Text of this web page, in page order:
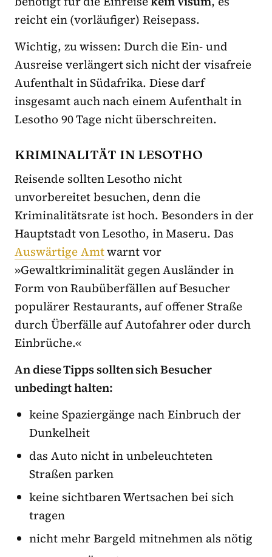
reicht ein (vorläufiger) Reisepass.
Wichtig, zu wissen: Durch die Ein- und
Ausreise verlängert sich nicht der visafreie
Aufenthalt in Südafrika. Diese darf
insgesamt auch nach einem Aufenthalt in
Lesotho 90 Tage nicht überschreiten.
KRIMINALITÄT IN LESOTHO
Reisende sollten Lesotho nicht
unvorbereitet besuchen, denn die
Kriminalitätsrate ist hoch. Besonders in der
Hauptstadt von Lesotho, in Maseru. Das
Auswärtige Amtwarnt vor
»Gewaltkriminalität gegen Ausländer in
Form von Raubüberfällen auf Besucher
populärer Restaurants, auf offener Straße
durch Überfälle auf Autofahrer oder durch
Einbrüche.«
An diese Tipps sollten sich Besucher
unbedingt halten:
keine Spaziergänge nach Einbruch der
Dunkelheit
das Auto nicht in unbeleuchteten
Straßen parken
keine sichtbaren Wertsachen bei sich
tragen
nicht mehr Bargeld mitnehmen als nötig